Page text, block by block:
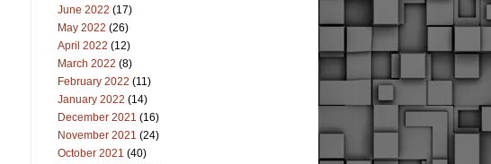
June 2022 (17)
May 2022 (26)
April 2022 (12)
March 2022 (8)
February 2022 (11)
January 2022 (14)
December 2021 (16)
November 2021 (24)
October 2021 (40)